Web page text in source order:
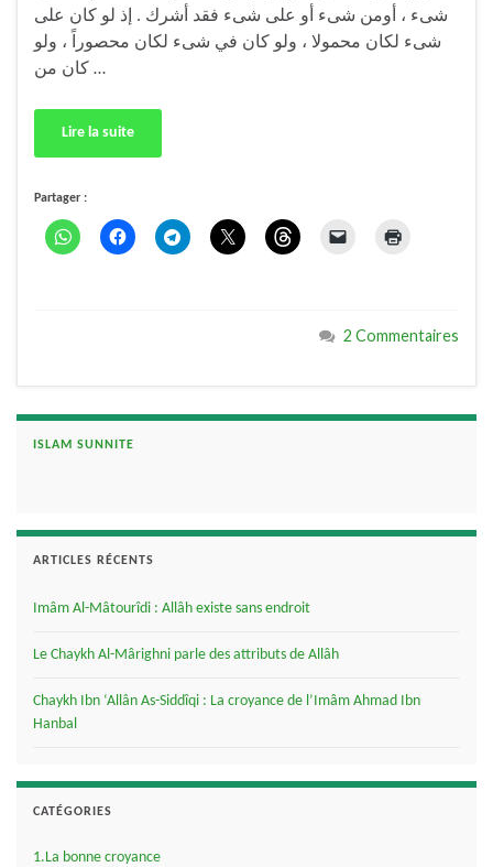
شىء ، أومن شىء أو على شىء فقد أشرك . إذ لو كان على
شىء لكان محمولا ، ولو كان في شىء لكان محصوراً ، ولو
كان من …
Lire la suite
Partager :
2 Commentaires
ISLAM SUNNITE
ARTICLES RÉCENTS
Imâm Al-Mâtourîdi : Allâh existe sans endroit
Le Chaykh Al-Mârighni parle des attributs de Allâh
Chaykh Ibn ‘Allân As-Siddîqi : La croyance de l’Imâm Ahmad Ibn
Hanbal
CATÉGORIES
1.La bonne croyance